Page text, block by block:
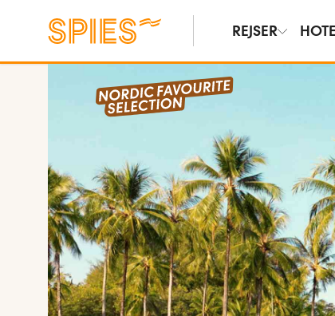
REJSER
Vis film og billeder